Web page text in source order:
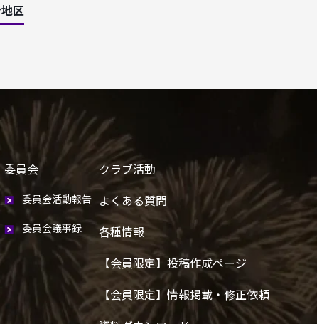
区
委員会
委員会活動報告
委員会議事録
クラブ活動
よくある質問
各種情報
【会員限定】投稿作成ページ
【会員限定】情報掲載・修正依頼